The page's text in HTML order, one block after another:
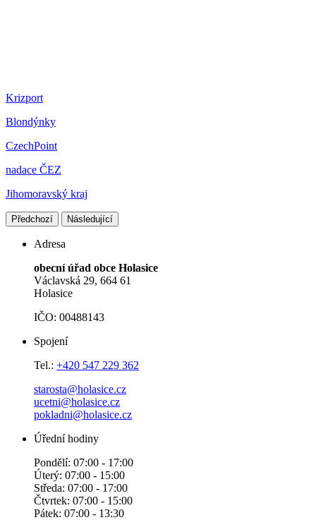
Krizport
Blondýnky
CzechPoint
nadace ČEZ
Jihomoravský kraj
Předchozí Následující
Adresa
obecní úřad obce Holasice
Václavská 29, 664 61
Holasice
IČO: 00488143
Spojení
Tel.: +420 547 229 362
starosta@holasice.cz
ucetni@holasice.cz
pokladni@holasice.cz
Úřední hodiny
Pondělí: 07:00 - 17:00
Úterý: 07:00 - 15:00
Středa: 07:00 - 17:00
Čtvrtek: 07:00 - 15:00
Pátek: 07:00 - 13:30